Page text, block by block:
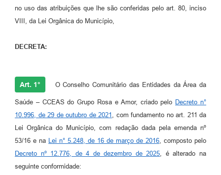
Conselhos Municipais
Projetos
Contas Públicas
Links
Serviços Online
A Prefeitura
no uso das atribuições que lhe são conferidas pelo art. 80, inciso
VIII, da Lei Orgânica do Município,
DECRETA:
Art. 1° O Conselho Comunitário das Entidades da Área da
Saúde – CCEAS do Grupo Rosa e Amor, criado pelo Decreto n°
10.996, de 29 de outubro de 2021 , com fundamento no art. 211 da
Lei Orgânica do Município, com redação dada pela emenda nº
53/16 e na Lei n° 5.248, de 16 de março de 2016, composto pelo
Decreto nº 12.776, de 4 de dezembro de 2025, é alterado na
seguinte conformidade: